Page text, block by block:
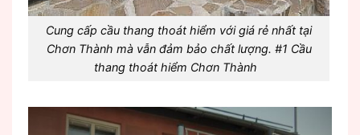
Cung cấp cầu thang thoát hiểm với giá rẻ nhất tại
Chơn Thành mà vẫn đảm bảo chất lượng. #1 Cầu
thang thoát hiểm Chơn Thành